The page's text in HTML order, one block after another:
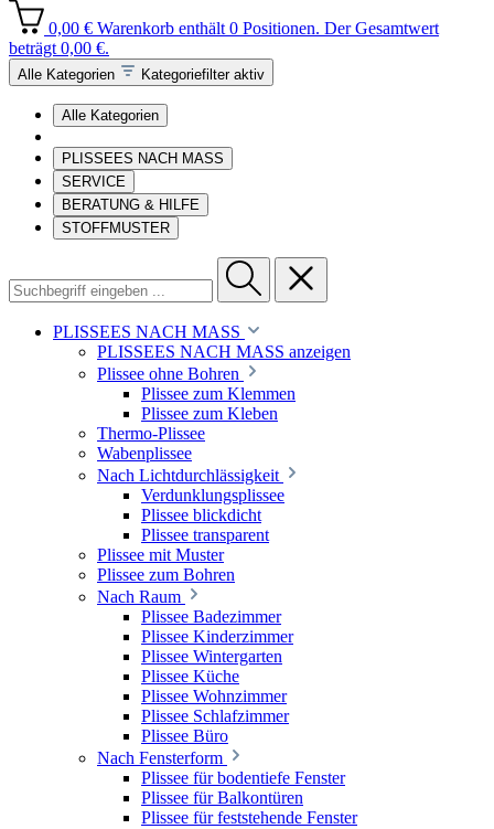
0,00 € Warenkorb enthält 0 Positionen. Der Gesamtwert
beträgt 0,00 €.
Alle Kategorien Kategoriefilter aktiv
Alle Kategorien
PLISSEES NACH MASS
SERVICE
BERATUNG & HILFE
STOFFMUSTER
PLISSEES NACH MASS
PLISSEES NACH MASS anzeigen
Plissee ohne Bohren
Plissee zum Klemmen
Plissee zum Kleben
Thermo-Plissee
Wabenplissee
Nach Lichtdurchlässigkeit
Verdunklungsplissee
Plissee blickdicht
Plissee transparent
Plissee mit Muster
Plissee zum Bohren
Nach Raum
Plissee Badezimmer
Plissee Kinderzimmer
Plissee Wintergarten
Plissee Küche
Plissee Wohnzimmer
Plissee Schlafzimmer
Plissee Büro
Nach Fensterform
Plissee für bodentiefe Fenster
Plissee für Balkontüren
Plissee für feststehende Fenster